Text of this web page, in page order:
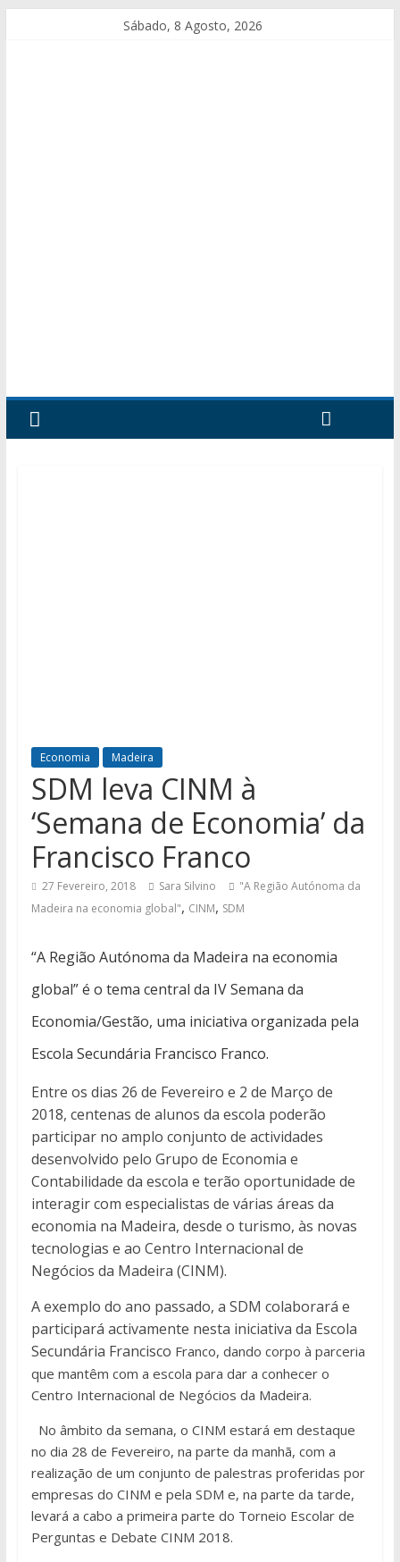
Sábado, 8 Agosto, 2026
Economia Madeira
SDM leva CINM à
‘Semana de Economia’ da
Francisco Franco
27 Fevereiro, 2018 Sara Silvino
"A Região Autónoma da
Madeira na economia global", CINM, SDM
“A Região Autónoma da Madeira na economia
global” é o tema central da IV Semana da
Economia/Gestão, uma iniciativa organizada pela
Escola Secundária Francisco Franco.
Entre os dias 26 de Fevereiro e 2 de Março de
2018, centenas de alunos da escola poderão
participar no amplo conjunto de actividades
desenvolvido pelo Grupo de Economia e
Contabilidade da escola e terão oportunidade de
interagir com especialistas de várias áreas da
economia na Madeira, desde o turismo, às novas
tecnologias e ao Centro Internacional de
Negócios da Madeira (CINM).
A exemplo do ano passado, a SDM colaborará e
participará activamente nesta iniciativa da Escola
Secundária Francisco Franco, dando corpo à parceria
que mantêm com a escola para dar a conhecer o
Centro Internacional de Negócios da Madeira.
No âmbito da semana, o CINM estará em destaque
no dia 28 de Fevereiro, na parte da manhã, com a
realização de um conjunto de palestras proferidas por
empresas do CINM e pela SDM e, na parte da tarde,
levará a cabo a primeira parte do Torneio Escolar de
Perguntas e Debate CINM 2018.